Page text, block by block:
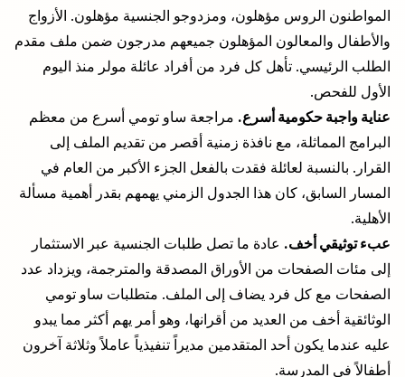
المواطنون الروس مؤهلون، ومزدوجو الجنسية مؤهلون. الأزواج
والأطفال والمعالون المؤهلون جميعهم مدرجون ضمن ملف مقدم
الطلب الرئيسي. تأهل كل فرد من أفراد عائلة مولر منذ اليوم
الأول للفحص.
عناية واجبة حكومية أسرع. مراجعة ساو تومي أسرع من معظم
البرامج المماثلة، مع نافذة زمنية أقصر من تقديم الملف إلى
القرار. بالنسبة لعائلة فقدت بالفعل الجزء الأكبر من العام في
المسار السابق، كان هذا الجدول الزمني يهمهم بقدر أهمية مسألة
الأهلية.
عبء توثيقي أخف. عادة ما تصل طلبات الجنسية عبر الاستثمار
إلى مئات الصفحات من الأوراق المصدقة والمترجمة، ويزداد عدد
الصفحات مع كل فرد يضاف إلى الملف. متطلبات ساو تومي
الوثائقية أخف من العديد من أقرانها، وهو أمر يهم أكثر مما يبدو
عليه عندما يكون أحد المتقدمين مديراً تنفيذياً عاملاً وثلاثة آخرون
أطفالاً في المدرسة.